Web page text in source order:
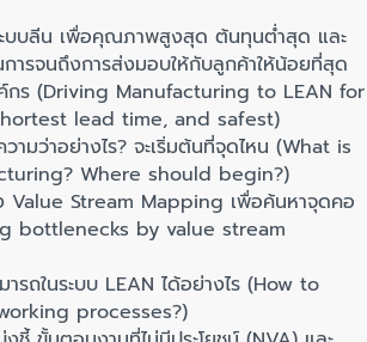
ลีน เพื่อคุณภาพสูงสุด ต้นทุนต่ำสุด และ
ารจนถึงการส่งมอบให้กับลูกค้าให้น้อยที่สุด
ค์กร (Driving Manufacturing to LEAN for
lead time, and safest)
าอย่างไร? จะเริ่มต้นที่จุดไหน (What is
Where should begin?)
Stream Mapping เพื่อค้นหาจุดคอ
bottlenecks by value stream
นระบบ LEAN ได้อย่างไร (How to
processes?)